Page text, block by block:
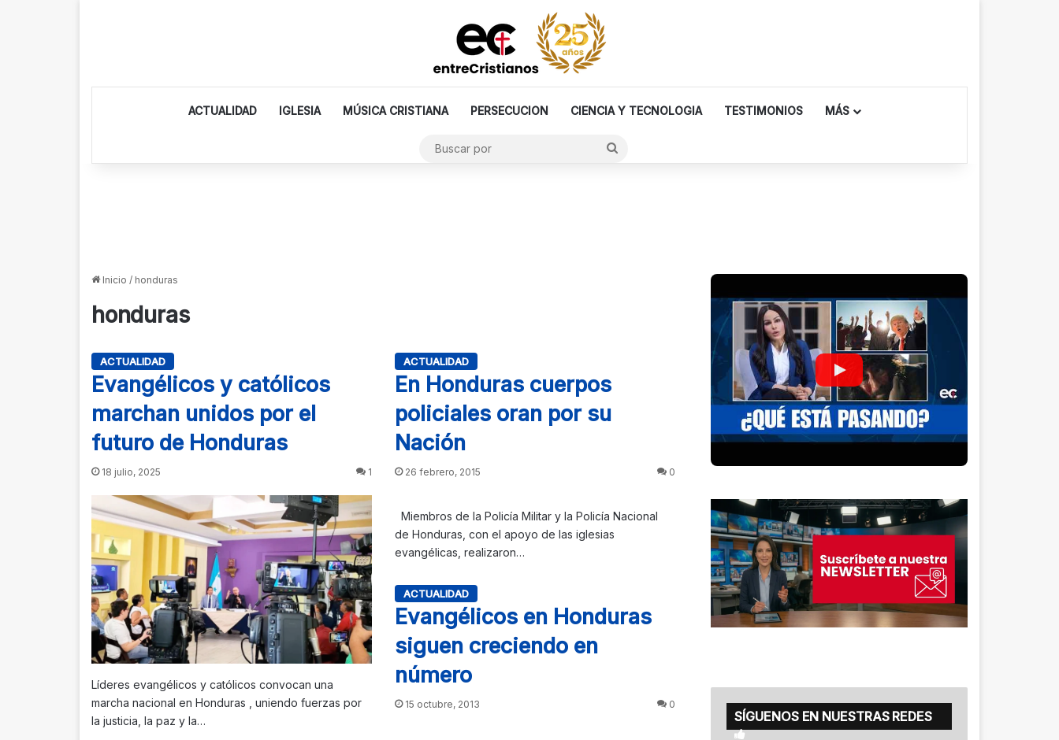
ACTUALIDAD IGLESIA MÚSICA CRISTIANA PERSECUCION CIENCIA Y TECNOLOGIA TESTIMONIOS MÁS
Inicio / honduras
honduras
ACTUALIDAD
Evangélicos y católicos
marchan unidos por el
futuro de Honduras
18 julio, 2025 1
Líderes evangélicos y católicos convocan una
marcha nacional en Honduras , uniendo fuerzas por
la justicia, la paz y la…
ACTUALIDAD
En Honduras cuerpos
policiales oran por su
Nación
26 febrero, 2015 0
Miembros de la Policía Militar y la Policía Nacional
de Honduras, con el apoyo de las iglesias
evangélicas, realizaron…
ACTUALIDAD
Evangélicos en Honduras
siguen creciendo en
número
15 octubre, 2013 0
SÍGUENOS EN NUESTRAS REDES